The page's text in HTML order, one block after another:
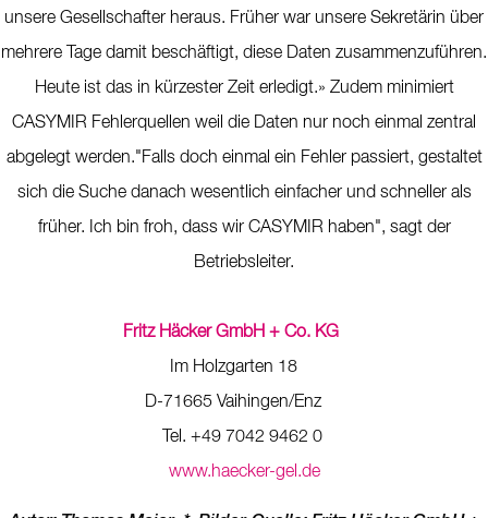
unsere Gesellschafter heraus. Früher war unsere Sekretärin über
mehrere Tage damit beschäftigt, diese Daten zusammenzuführen.
Heute ist das in kürzester Zeit erledigt.» Zudem minimiert
CASYMIR Fehlerquellen weil die Daten nur noch einmal zentral
abgelegt werden."Falls doch einmal ein Fehler passiert, gestaltet
sich die Suche danach wesentlich einfacher und schneller als
früher. Ich bin froh, dass wir CASYMIR haben", sagt der
Betriebsleiter.
Fritz Häcker GmbH + Co. KG
Im Holzgarten 18
D-71665 Vaihingen/Enz
Tel. +49 7042 9462 0
www.haecker-gel.de